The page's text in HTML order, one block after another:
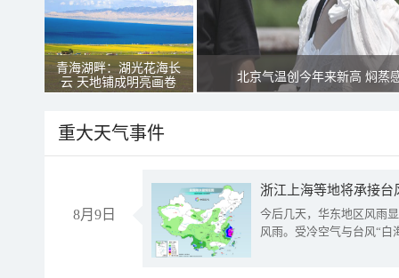
青海湖畔：湖光花海长
云 天地铺成明亮画卷
北京气温创今年来新高 焖蒸
重大天气事件
8月9日
浙江上海等地将承接台
今后几天，华东地区风雨
风雨。受冷空气与台风“白